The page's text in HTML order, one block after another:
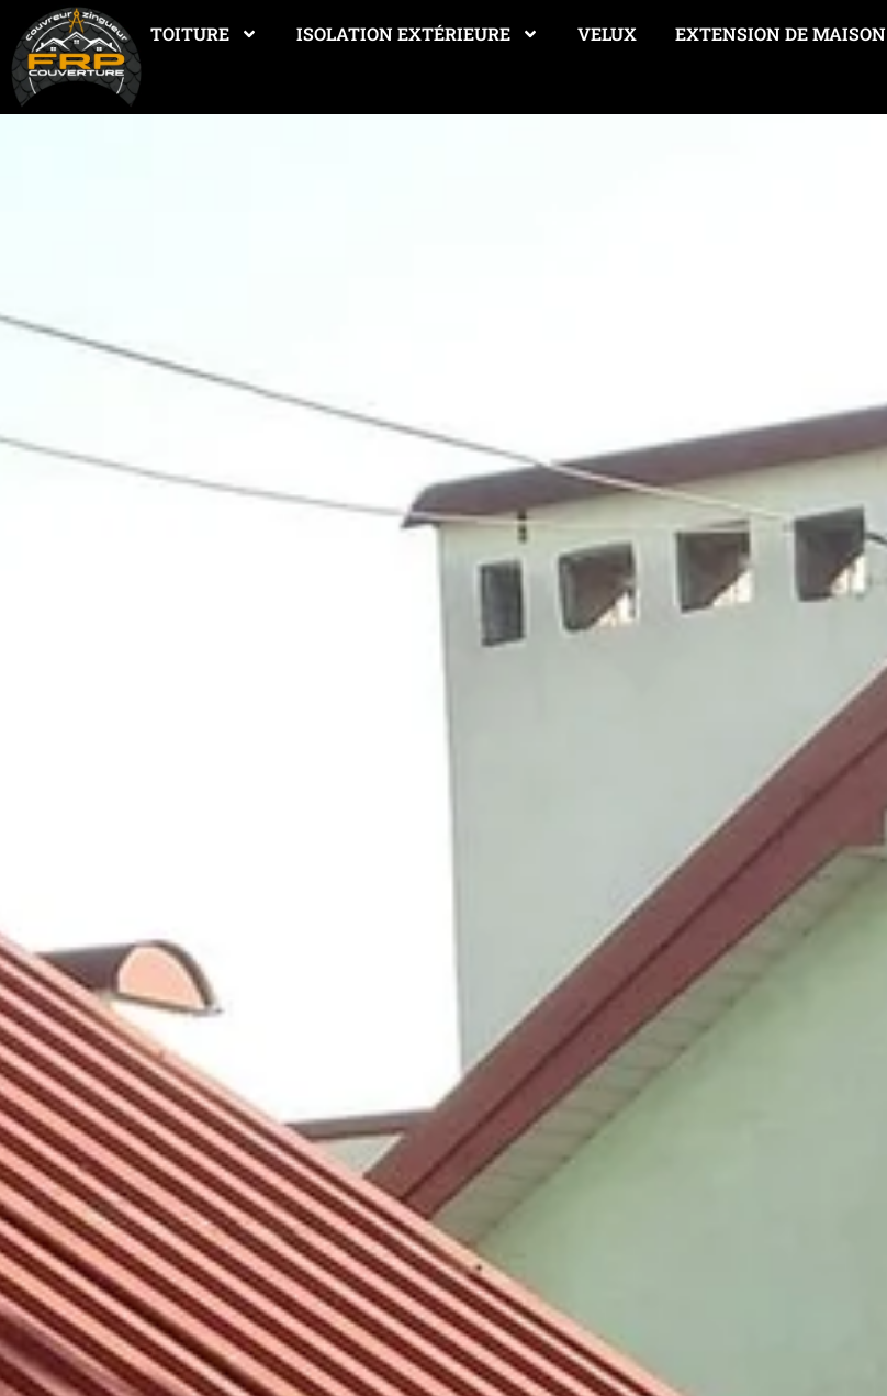
TOITURE ISOLATION EXTÉRIEURE VELUX EXTENSION DE MAISON